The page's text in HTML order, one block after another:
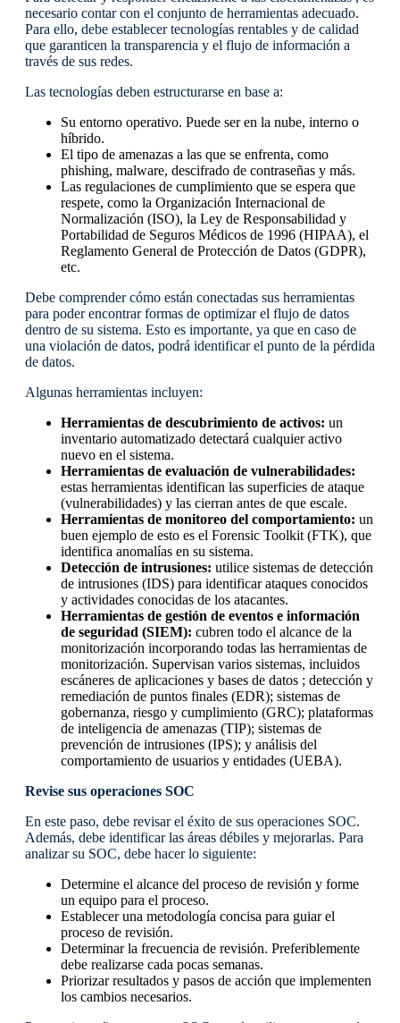
necesario contar con el conjunto de herramientas adecuado.
Para ello, debe establecer tecnologías rentables y de calidad
que garanticen la transparencia y el flujo de información a
través de sus redes.
Las tecnologías deben estructurarse en base a:
Su entorno operativo. Puede ser en la nube, interno o
híbrido.
El tipo de amenazas a las que se enfrenta, como
phishing, malware, descifrado de contraseñas y más.
Las regulaciones de cumplimiento que se espera que
respete, como la Organización Internacional de
Normalización (ISO), la Ley de Responsabilidad y
Portabilidad de Seguros Médicos de 1996 (HIPAA), el
Reglamento General de Protección de Datos (GDPR),
etc.
Debe comprender cómo están conectadas sus herramientas
para poder encontrar formas de optimizar el flujo de datos
dentro de su sistema. Esto es importante, ya que en caso de
una violación de datos, podrá identificar el punto de la pérdida
de datos.
Algunas herramientas incluyen:
Herramientas de descubrimiento de activos: un
inventario automatizado detectará cualquier activo
nuevo en el sistema.
Herramientas de evaluación de vulnerabilidades:
estas herramientas identifican las superficies de ataque
(vulnerabilidades) y las cierran antes de que escale.
Herramientas de monitoreo del comportamiento: un
buen ejemplo de esto es el Forensic Toolkit (FTK), que
identifica anomalías en su sistema.
Detección de intrusiones: utilice sistemas de detección
de intrusiones (IDS) para identificar ataques conocidos
y actividades conocidas de los atacantes.
Herramientas de gestión de eventos e información
de seguridad (SIEM): cubren todo el alcance de la
monitorización incorporando todas las herramientas de
monitorización. Supervisan varios sistemas, incluidos
escáneres de aplicaciones y bases de datos ; detección y
remediación de puntos finales (EDR); sistemas de
gobernanza, riesgo y cumplimiento (GRC); plataformas
de inteligencia de amenazas (TIP); sistemas de
prevención de intrusiones (IPS); y análisis del
comportamiento de usuarios y entidades (UEBA).
Revise sus operaciones SOC
En este paso, debe revisar el éxito de sus operaciones SOC.
Además, debe identificar las áreas débiles y mejorarlas. Para
analizar su SOC, debe hacer lo siguiente:
Determine el alcance del proceso de revisión y forme
un equipo para el proceso.
Establecer una metodología concisa para guiar el
proceso de revisión.
Determinar la frecuencia de revisión. Preferiblemente
debe realizarse cada pocas semanas.
Priorizar resultados y pasos de acción que implementen
los cambios necesarios.